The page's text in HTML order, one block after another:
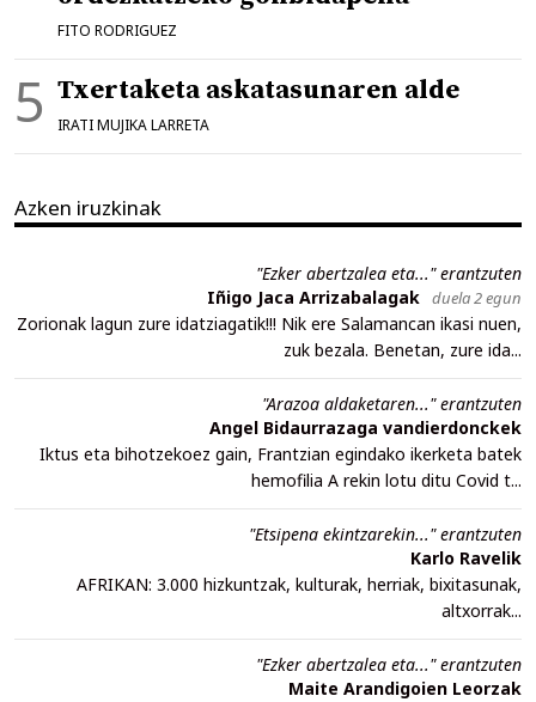
FITO RODRIGUEZ
Txertaketa askatasunaren alde
IRATI MUJIKA LARRETA
Azken iruzkinak
"Ezker abertzalea eta..." erantzuten
Iñigo Jaca Arrizabalagak duela 2 egun
Zorionak lagun zure idatziagatik!!! Nik ere Salamancan ikasi nuen,
zuk bezala. Benetan, zure ida...
"Arazoa aldaketaren..." erantzuten
Angel Bidaurrazaga vandierdonckek
Iktus eta bihotzekoez gain, Frantzian egindako ikerketa batek
hemofilia A rekin lotu ditu Covid t...
"Etsipena ekintzarekin..." erantzuten
Karlo Ravelik
AFRIKAN: 3.000 hizkuntzak, kulturak, herriak, bixitasunak,
altxorrak...
"Ezker abertzalea eta..." erantzuten
Maite Arandigoien Leorzak